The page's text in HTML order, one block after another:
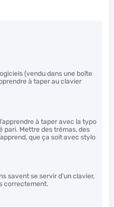
(vendu dans une boîte
à taper au clavier
à taper avec la typo
pari. Mettre des trémas, des
que ça soit avec stylo
savent se servir d’un clavier,
correctement.